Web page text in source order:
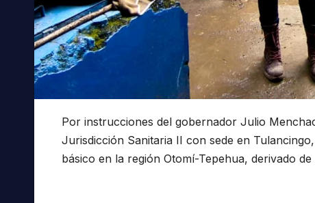
Por instrucciones del gobernador Julio
Jurisdicción Sanitaria II con sede en
básico en la región Otomí-Tepehua, derivado